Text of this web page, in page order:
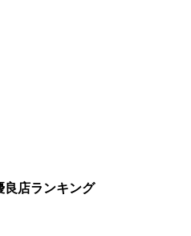
良店ランキング